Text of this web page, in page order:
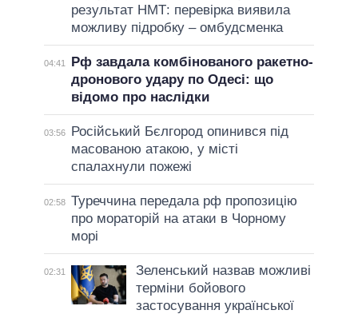
результат НМТ: перевірка виявила
можливу підробку – омбудсменка
04:41
Рф завдала комбінованого ракетно-
дронового удару по Одесі: що
відомо про наслідки
03:56
Російський Бєлгород опинився під
масованою атакою, у місті
спалахнули пожежі
02:58 Туреччина передала рф пропозицію
про мораторій на атаки в Чорному
морі
02:31
Зеленський назвав можливі
терміни бойового
застосування української